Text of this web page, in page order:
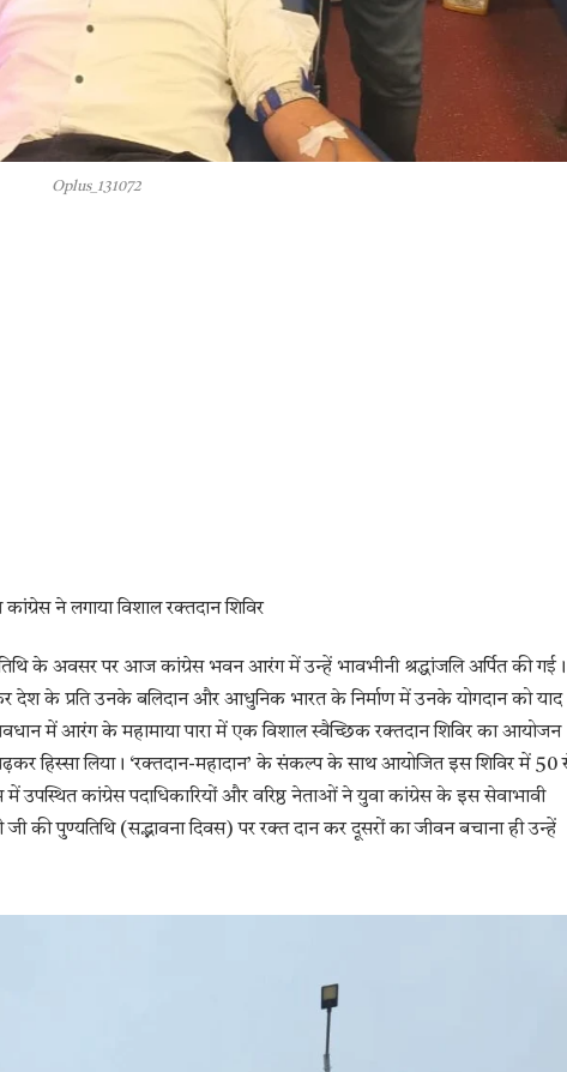
Oplus_131072
कांग्रेस ने लगाया विशाल रक्तदान शिविर
के अवसर पर आज कांग्रेस भवन आरंग में उन्हें भावभीनी श्रद्धांजलि अर्पित की गई।
कर देश के प्रति उनके बलिदान और आधुनिक भारत के निर्माण में उनके योगदान को याद
में आरंग के महामाया पारा में एक विशाल स्वैच्छिक रक्तदान शिविर का आयोजन
हिस्सा लिया। ‘रक्तदान-महादान’ के संकल्प के साथ आयोजित इस शिविर में 50
उपस्थित कांग्रेस पदाधिकारियों और वरिष्ठ नेताओं ने युवा कांग्रेस के इस सेवाभावी
की पुण्यतिथि (सद्भावना दिवस) पर रक्त दान कर दूसरों का जीवन बचाना ही उन्हें